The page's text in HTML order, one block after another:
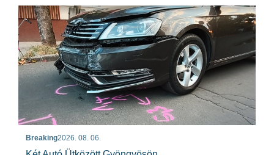
Breaking2026. 08. 06.